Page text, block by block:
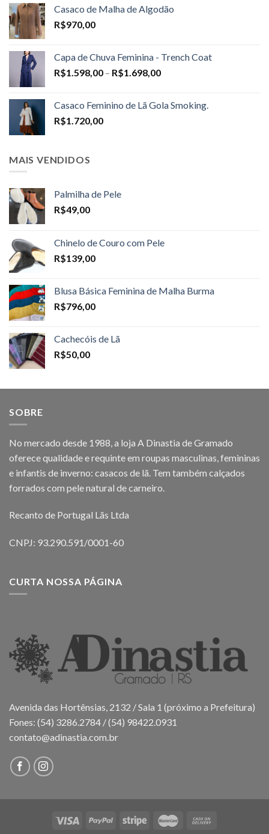
Casaco de Malha de Algodão
R$970,00
Capa de Chuva Feminina - Trench Coat
R$1.598,00 – R$1.698,00Price
through
Casaco Feminino de Lã Gola Smoking.
R$1.720,00
MAIS VENDIDOS
Palmilha de Pele
R$49,00
Chinelo de Couro com Pele
R$139,00
Blusa Básica Feminina de Malha Burma
R$796,00
Cachecóis de Lã
R$50,00
SOBRE
No mercado desde 1988, a loja A Dinastia de Gramado
oferece qualidade e requinte em roupas masculinas, femininas
e infantis de inverno: casacos de lã. Tem também calçados
forrados com pele natural de carneiro.
Recanto de Portugal Lãs Ltda
CNPJ: 93.290.591/0001-60
CURTA NOSSA PÁGINA
Avenida das Hortênsias, 2132 / Sala 1 (próximo a Prefeitura)
Fones: (54) 3286.2784 / (54) 98422.0931
contato@adinastia.com.br